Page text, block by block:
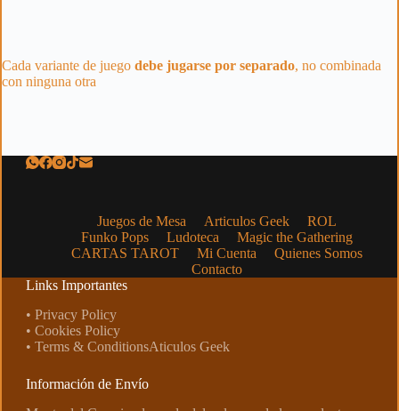
Cada variante de juego debe jugarse por separado, no combinada
con ninguna otra
Juegos de Mesa Articulos Geek
ROL
Funko Pops
Ludoteca
Magic the Gathering
CARTAS TAROT
Mi Cuenta
Quienes Somos
Contacto
Links Importantes
• Privacy Policy
• Cookies Policy
• Terms & ConditionsAticulos Geek
Información de Envío